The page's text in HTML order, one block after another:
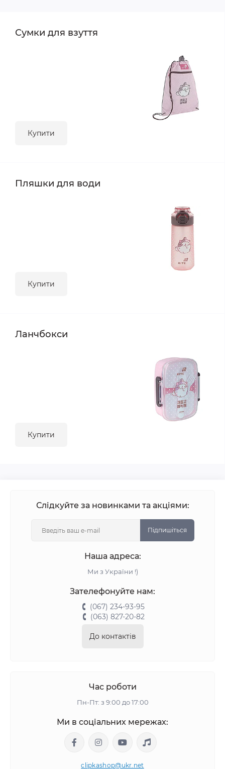
Сумки для взуття
Купити
Пляшки для води
Купити
Ланчбокси
Купити
Слідкуйте за новинками та акціями:
Підпишіться
Наша адреса:
Ми з України !)
Зателефонуйте нам:
(067) 234-93-95
(063) 827-20-82
До контактів
Час роботи
Пн-Пт: з 9:00 до 17:00
Ми в соціальних мережах:
clipkashop@ukr.net